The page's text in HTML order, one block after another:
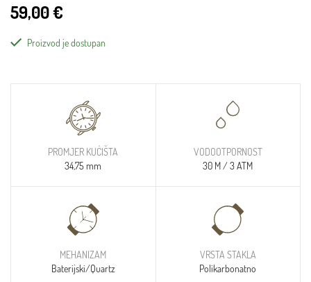
59,00 €
Proizvod je dostupan
PROMJER KUĆIŠTA
34,75 mm
VODOOTPORNOST
30 M / 3 ATM
MEHANIZAM
Baterijski/Quartz
VRSTA STAKLA
Polikarbonatno